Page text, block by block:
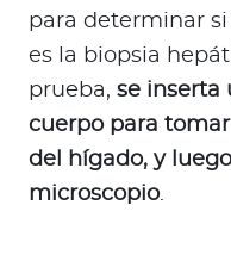
para determinar
es la biopsia
prueba, se inserta
cuerpo para
del hígado, y
microscopio.